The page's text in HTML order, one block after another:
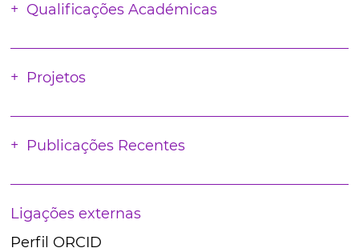
Qualificações Académicas
Projetos
Publicações Recentes
Ligações externas
Perfil ORCID